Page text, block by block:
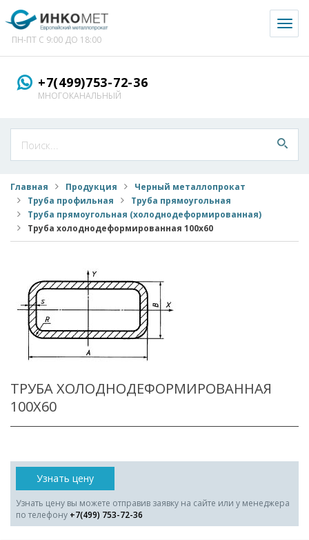
ПН-ПТ С 9:00 ДО 18:00
+7(499)753-72-36
МНОГОКАНАЛЬНЫЙ
Главная Продукция
Черный металлопрокат
Труба профильная
Труба прямоугольная
Труба прямоугольная (холоднодеформированная)
Труба холоднодеформированная 100x60
ТРУБА ХОЛОДНОДЕФОРМИРОВАННАЯ
100X60
Узнать цену
Узнать цену вы можете отправив заявку на сайте или у менеджера
по телефону +7(499) 753-72-36